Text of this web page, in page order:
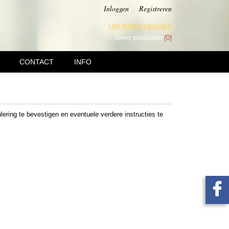
Inloggen Registreren
UW WINKELWAGEN
Geen producten (0)
CONTACT INFO
te bevestigen en eventuele verdere instructies te